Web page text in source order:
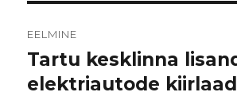
EELMINE
Eelmine
postitus:
Tartu kesklinna
elektriautode